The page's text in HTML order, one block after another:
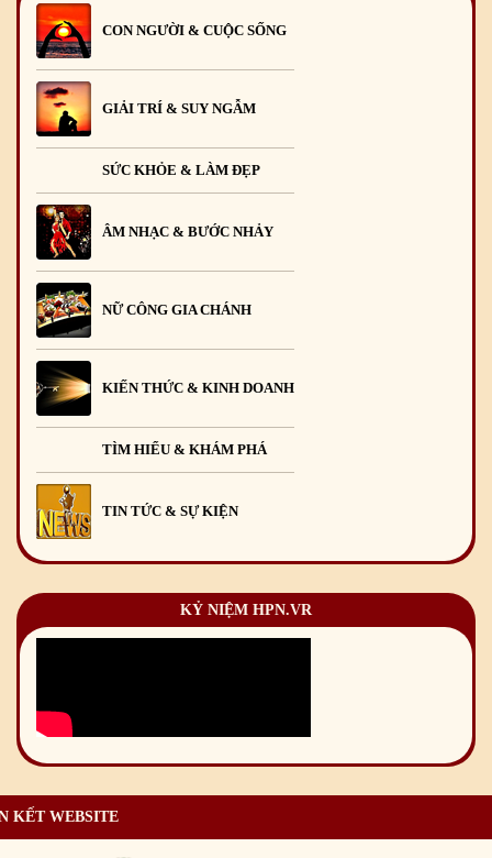
CON NGƯỜI & CUỘC SỐNG
GIẢI TRÍ & SUY NGẪM
SỨC KHỎE & LÀM ĐẸP
ÂM NHẠC & BƯỚC NHẢY
NỮ CÔNG GIA CHÁNH
KIẾN THỨC & KINH DOANH
TÌM HIỂU & KHÁM PHÁ
TIN TỨC & SỰ KIỆN
KỶ NIỆM HPN.VR
KẾT WEBSITE